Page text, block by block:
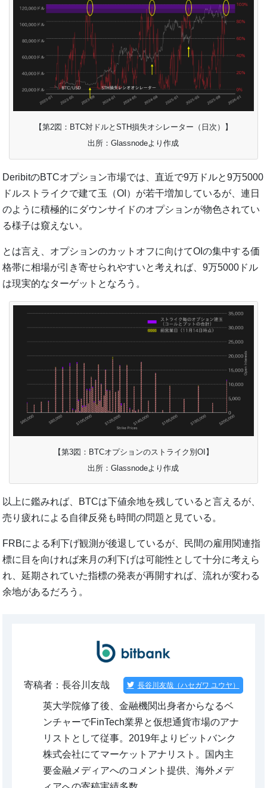
【第2図：BTC対ドルとSTH損失オシレーター（日次）】
出所：Glassnodeより作成
DeribitのBTCオプション市場では、直近で9万ドルと9万5000
ドルストライクで建て玉（OI）が若干増加しているが、連日
のように積極的にダウンサイドのオプションが物色されてい
る様子は窺えない。
とは言え、オプションのカットオフに向けてOIの集中する価
格帯に相場が引き寄せられやすいと考えれば、9万5000ドル
は現実的なターゲットとなろう。
【第3図：BTCオプションのストライク別OI】
出所：Glassnodeより作成
以上に鑑みれば、BTCは下値余地を残していると言えるが、
売り疲れによる自律反発も時間の問題と見ている。
FRBによる利下げ観測が後退しているが、民間の雇用関連指
標に目を向ければ来月の利下げは可能性として十分に考えら
れ、延期されていた指標の発表が再開すれば、流れが変わる
余地があるだろう。
寄稿者：長谷川友哉 長谷川友哉（ハセガワ ユウヤ）
英大学院修了後、金融機関出身者からなるベ
ンチャーでFinTech業界と仮想通貨市場のアナ
リストとして従事。2019年よりビットバンク
株式会社にてマーケットアナリスト。国内主
要金融メディアへのコメント提供、海外メデ